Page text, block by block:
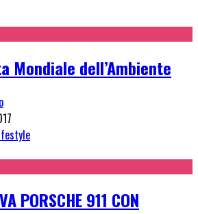
Mondiale dell’Ambiente
PORSCHE 911 CON